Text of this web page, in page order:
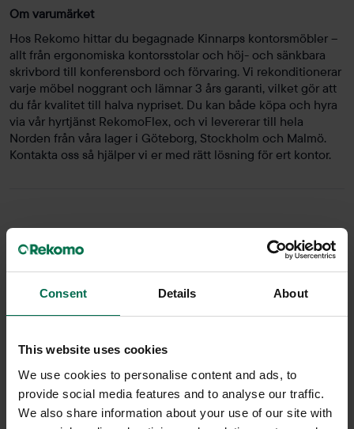
Consent Details About
This website uses cookies
We use cookies to personalise content and ads, to
provide social media features and to analyse our traffic.
We also share information about your use of our site with
Om varumärket
Hos Rekomo hittar du begagnade Kinnarps kontorsmöbler –
allt från ergonomiska kontorsstolar och höj- och sänkbara
skrivbord till konferensbord och förvaring. Vi rekonditionerar
varje möbel noggrant och lämnar 3 års garanti, vilket gör att
du får kvalitet till halva nypriset. Du kan både köpa och hyra
via vår hyrtjänst RekomoFlex, och vi levererar till hela
Norden från våra lager i Göteborg, Stockholm och Malmö.
Kontakta oss så hjälper vi er med rätt lösning för ert kontor.
loungen. Rekomo har stort utbud av begagnade och nya
ståbord och barbord. Hittar ni inte det ni söker. Tveka inte på
att kontakta oss.